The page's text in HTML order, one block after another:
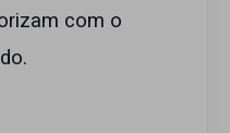
com o